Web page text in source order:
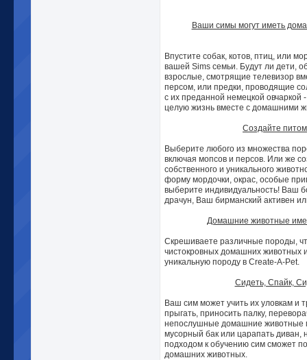
Ваши симы могут иметь
Впустите собак, котов, птиц, или
вашей Sims семьи. Будут ли дети,
взрослые, смотрящие телевизор
персом, или предки, проводящие
с их преданной немецкой
целую жизнь вместе с домашними
Создайте
Выберите любого из множества
включая мопсов и персов. Или же
собственного и уникального
форму мордочки, окрас, особые
выберите индивидуальность! Ваш
драчун, Ваш бирманский активен
Домашние животные
Скрешиваете различные породы,
чистокровных домашних животных
уникальную породу в Create-A-Pet.
Сидеть, Спайк,
Ваш сим может учить их уловкам и
прыгать, приносить палку,
непослушные домашние животные
мусорный бак или царапать диван,
подходом к обучению сим сможет
домашних животных.